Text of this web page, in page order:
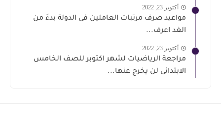
أكتوبر 23, 2022
مواعيد صرف مرتبات العاملين فى الدولة بدءً من
الغد اعرف...
أكتوبر 23, 2022
مراجعة الرياضيات لشهر اكتوبر للصف الخامس
الابتدائى لن يخرج عنها...